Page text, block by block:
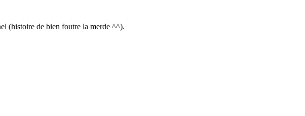
(histoire de bien foutre la merde ^^).